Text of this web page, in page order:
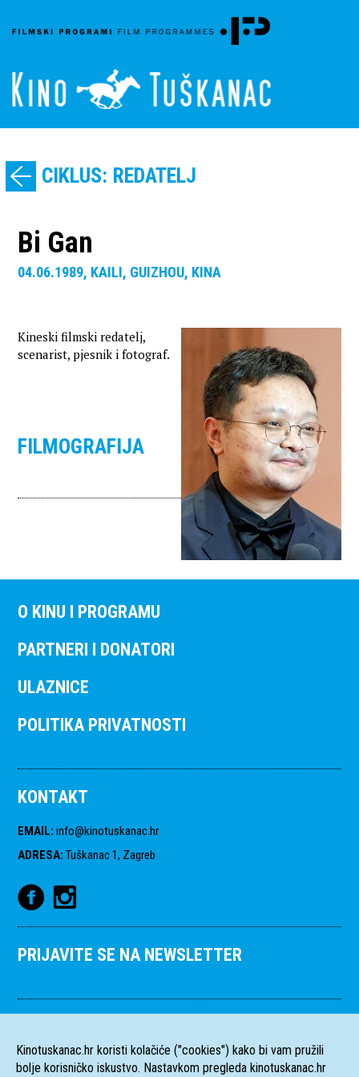
CIKLUS: REDATELJ
Bi Gan
04.06.1989, KAILI, GUIZHOU, KINA
Kineski filmski redatelj,
scenarist, pjesnik i fotograf.
FILMOGRAFIJA
O KINU I PROGRAMU
PARTNERI I DONATORI
ULAZNICE
POLITIKA PRIVATNOSTI
KONTAKT
EMAIL: info@kinotuskanac.hr
ADRESA: Tuškanac 1, Zagreb
PRIJAVITE SE NA NEWSLETTER
Kinotuskanac.hr koristi kolačiće ("cookies") kako bi vam pružili
bolje korisničko iskustvo. Nastavkom pregleda kinotuskanac.hr